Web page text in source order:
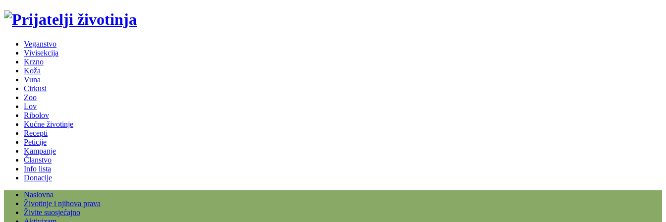
Veganstvo
Vivisekcija
Krzno
Koža
Vuna
Cirkusi
Zoo
Lov
Ribolov
Kućne životinje
Recepti
Peticije
Kampanje
Članstvo
Info lista
Donacije
Naslovna
Životinje i njihova prava
Živite suosjećajno